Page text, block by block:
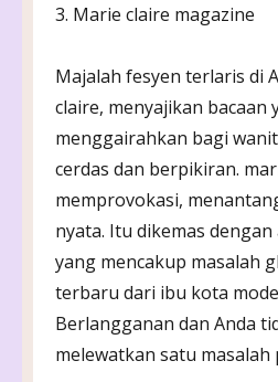
3. Marie claire magazine
Majalah fesyen terlaris di
claire, menyajikan bacaan
menggairahkan bagi
cerdas dan berpikiran.
memprovokasi,
nyata. Itu dikemas
yang mencakup masalah
terbaru dari ibu kota
Berlangganan dan Anda
melewatkan satu masalah